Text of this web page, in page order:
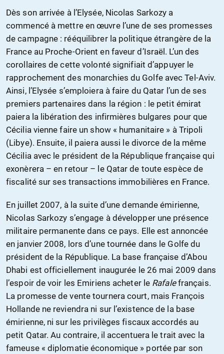
Dès son arrivée à l’Elysée, Nicolas Sarkozy a
commencé à mettre en œuvre l’une de ses promesses
de campagne : rééquilibrer la politique étrangère de la
France au Proche-Orient en faveur d’Israël. L’un des
corollaires de cette volonté signifiait d’appuyer le
rapprochement des monarchies du Golfe avec Tel-Aviv.
Ainsi, l’Elysée s’emploiera à faire du Qatar l’un de ses
premiers partenaires dans la région : le petit émirat
paiera la libération des infirmières bulgares pour que
Cécilia vienne faire un show « humanitaire » à Tripoli
(Libye). Ensuite, il paiera aussi le divorce de la même
Cécilia avec le président de la République française qui
exonèrera – en retour – le Qatar de toute espèce de
fiscalité sur ses transactions immobilières en France.
En juillet 2007, à la suite d’une demande émirienne,
Nicolas Sarkozy s’engage à développer une présence
militaire permanente dans ce pays. Elle est annoncée
en janvier 2008, lors d’une tournée dans le Golfe du
président de la République. La base française d’Abou
Dhabi est officiellement inaugurée le 26 mai 2009 dans
l’espoir de voir les Emiriens acheter le Rafalefrançais.
La promesse de vente tournera court, mais François
Hollande ne reviendra ni sur l’existence de la base
émirienne, ni sur les privilèges fiscaux accordés au
petit Qatar. Au contraire, il accentuera le trait avec la
fameuse « diplomatie économique » portée par son